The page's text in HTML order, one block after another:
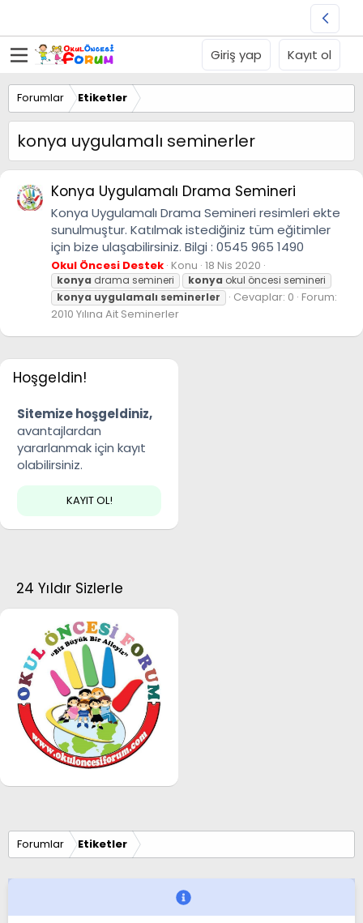
Giriş yap Kayıt ol
Forumlar Etiketler
konya uygulamalı seminerler
Konya Uygulamalı Drama Semineri
Konya Uygulamalı Drama Semineri resimleri ekte
sunulmuştur. Katılmak istediğiniz tüm eğitimler
için bize ulaşabilirsiniz. Bilgi : 0545 965 1490
Okul Öncesi Destek Konu 18 Nis 2020
konya drama semineri konya okul öncesi semineri
konya uygulamalı seminerler Cevaplar: 0 Forum:
2010 Yılına Ait Seminerler
Hoşgeldin!
Sitemize hoşgeldiniz,
avantajlardan
yararlanmak için kayıt
olabilirsiniz.
KAYIT OL!
24 Yıldır Sizlerle
Forumlar Etiketler